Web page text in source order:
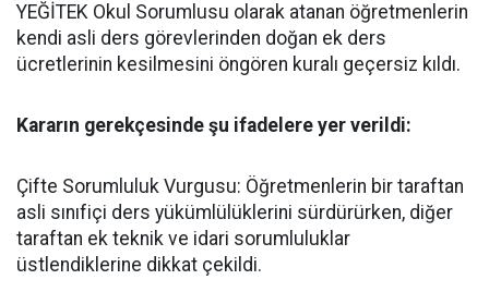
YEĞİTEK Okul Sorumlusu olarak atanan öğretmenlerin
kendi asli ders görevlerinden doğan ek ders
ücretlerinin kesilmesini öngören kuralı geçersiz kıldı.
​Kararın gerekçesinde şu ifadelere yer verildi:
​Çifte Sorumluluk Vurgusu: Öğretmenlerin bir taraftan
asli sınıfiçi ders yükümlülüklerini sürdürürken, diğer
taraftan ek teknik ve idari sorumluluklar
üstlendiklerine dikkat çekildi.